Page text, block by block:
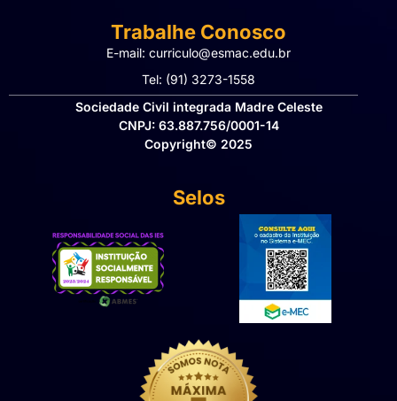
Trabalhe Conosco
E-mail: curriculo@esmac.edu.br
Tel: (91) 3273-1558​
Sociedade Civil integrada Madre Celeste
CNPJ: 63.887.756/0001-14
Copyright© 2025
Selos